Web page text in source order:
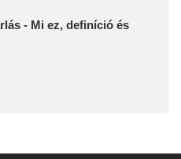
- Mi ez, definíció és